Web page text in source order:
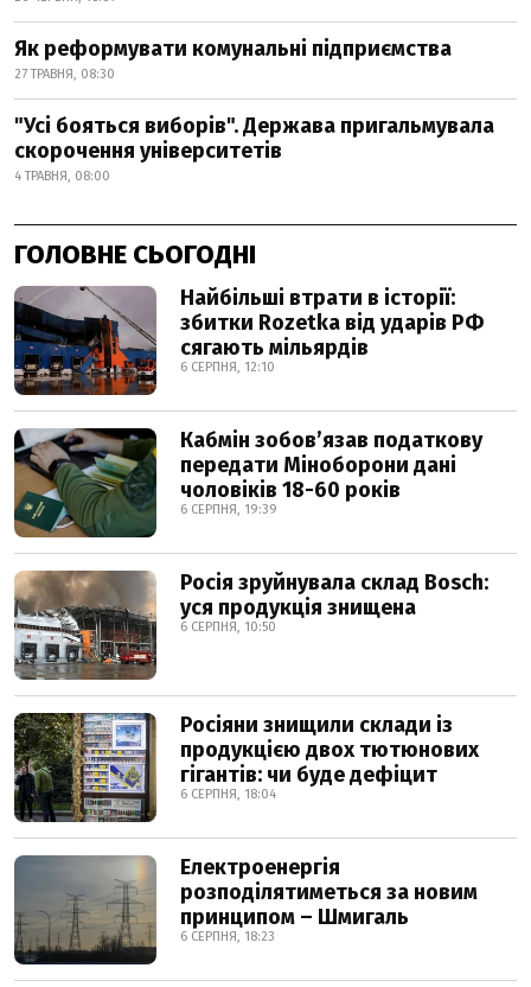
Як реформувати комунальні підприємства
27 ТРАВНЯ, 08:30
"Усі бояться виборів". Держава пригальмувала
скорочення університетів
4 ТРАВНЯ, 08:00
ГОЛОВНЕ СЬОГОДНІ
Найбільші втрати в історії:
збитки Rozetka від ударів РФ
сягають мільярдів
6 СЕРПНЯ, 12:10
Кабмін зобовʼязав податкову
передати Міноборони дані
чоловіків 18-60 років
6 СЕРПНЯ, 19:39
Росія зруйнувала склад Bosch:
уся продукція знищена
6 СЕРПНЯ, 10:50
Росіяни знищили склади із
продукцією двох тютюнових
гігантів: чи буде дефіцит
6 СЕРПНЯ, 18:04
Електроенергія
розподілятиметься за новим
принципом – Шмигаль
6 СЕРПНЯ, 18:23